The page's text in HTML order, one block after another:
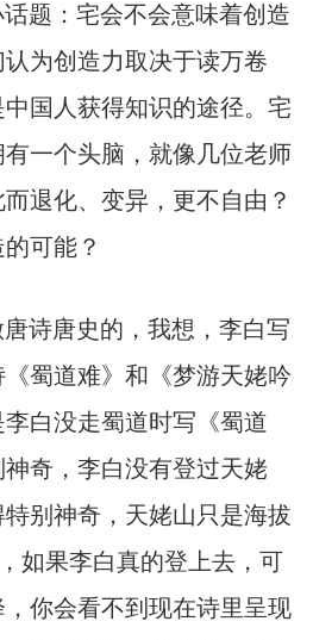
题：宅会不会意味着创造
为创造力取决于读万卷
国人获得知识的途径。宅
一个头脑，就像几位老师
退化、变异，更不自由？
可能？
诗唐史的，我想，李白写
蜀道难》和《梦游天姥吟
白没走蜀道时写《蜀道
奇，李白没有登过天姥
别神奇，天姥山只是海拔
如果李白真的登上去，可
你会看不到现在诗里呈现